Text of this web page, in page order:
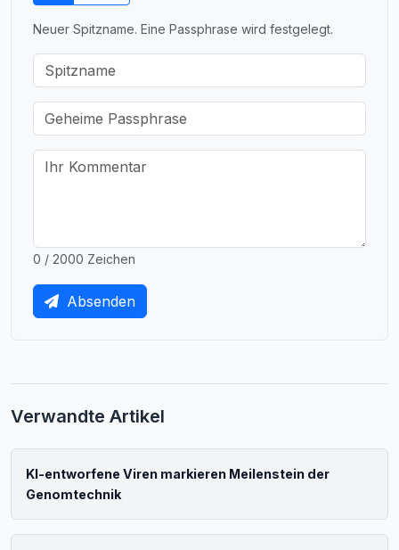
Neuer Spitzname. Eine Passphrase wird festgelegt.
0 / 2000 Zeichen
Absenden
Verwandte Artikel
KI-entworfene Viren markieren Meilenstein der
Genomtechnik